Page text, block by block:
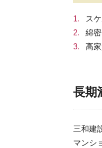
ス
綿
高
長期
三和建
マンシ